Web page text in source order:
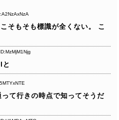
そもそも標識が全くない。
こ
ID:MzMjM1Njg
と
て行きの時点で知ってそうだ